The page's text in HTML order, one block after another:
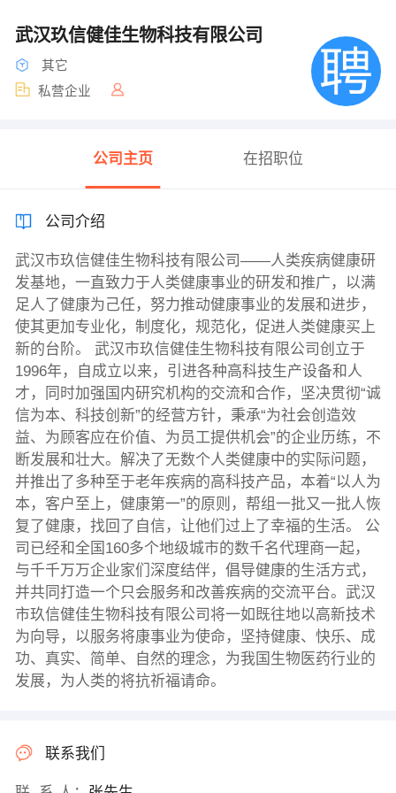
武汉玖信健佳生物科技有限公司
其它
私营企业
公司主页 在招职位
公司介绍
武汉市玖信健佳生物科技有限公司——人类疾病健康研
发基地，一直致力于人类健康事业的研发和推广，以满
足人了健康为己任，努力推动健康事业的发展和进步，
使其更加专业化，制度化，规范化，促进人类健康买上
新的台阶。 武汉市玖信健佳生物科技有限公司创立于
1996年，自成立以来，引进各种高科技生产设备和人
才，同时加强国内研究机构的交流和合作，坚决贯彻“诚
信为本、科技创新”的经营方针，秉承“为社会创造效
益、为顾客应在价值、为员工提供机会”的企业历练，不
断发展和壮大。解决了无数个人类健康中的实际问题，
并推出了多种至于老年疾病的高科技产品，本着“以人为
本，客户至上，健康第一”的原则，帮组一批又一批人恢
复了健康，找回了自信，让他们过上了幸福的生活。 公
司已经和全国160多个地级城市的数千名代理商一起，
与千千万万企业家们深度结伴，倡导健康的生活方式，
并共同打造一个只会服务和改善疾病的交流平台。武汉
市玖信健佳生物科技有限公司将一如既往地以高新技术
为向导，以服务将康事业为使命，坚持健康、快乐、成
功、真实、简单、自然的理念，为我国生物医药行业的
发展，为人类的将抗祈福请命。
联系我们